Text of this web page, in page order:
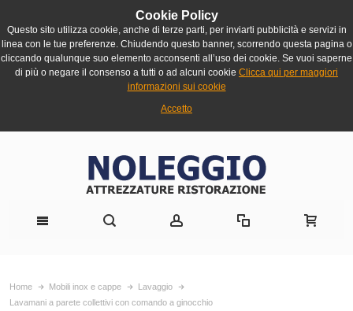
Cookie Policy
Questo sito utilizza cookie, anche di terze parti, per inviarti pubblicità e servizi in
linea con le tue preferenze. Chiudendo questo banner, scorrendo questa pagina o
cliccando qualunque suo elemento acconsenti all’uso dei cookie. Se vuoi saperne
di più o negare il consenso a tutti o ad alcuni cookie Clicca qui per maggiori
informazioni sui cookie
Accetto
Home Mobili inox e cappe
Lavaggio
Lavamani a parete collettivi con comando a ginocchio